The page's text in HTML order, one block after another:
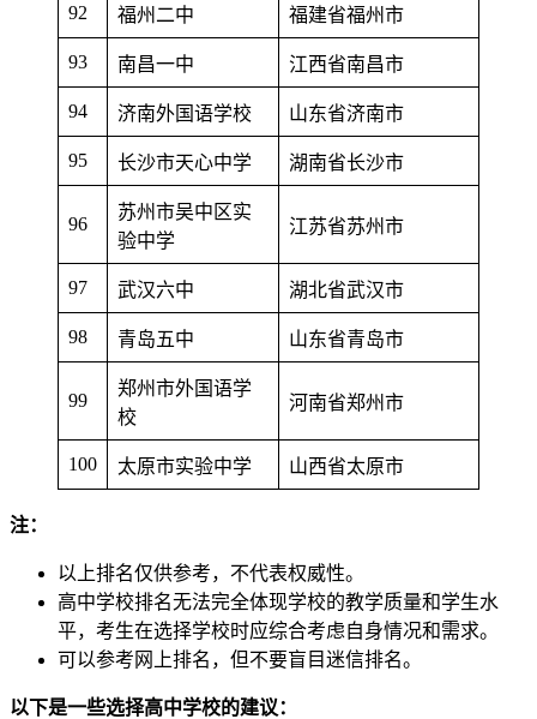
92 福州二中 福建省福州市
93 南昌一中 江西省南昌市
94 济南外国语学校 山东省济南市
95 长沙市天心中学 湖南省长沙市
96
苏州市吴中区实
验中学
江苏省苏州市
97 武汉六中 湖北省武汉市
98 青岛五中 山东省青岛市
99
郑州市外国语学
校
河南省郑州市
100 太原市实验中学 山西省太原市
注：
以上排名仅供参考，不代表权威性。
高中学校排名无法完全体现学校的教学质量和学生水
平，考生在选择学校时应综合考虑自身情况和需求。
可以参考网上排名，但不要盲目迷信排名。
以下是一些选择高中学校的建议：